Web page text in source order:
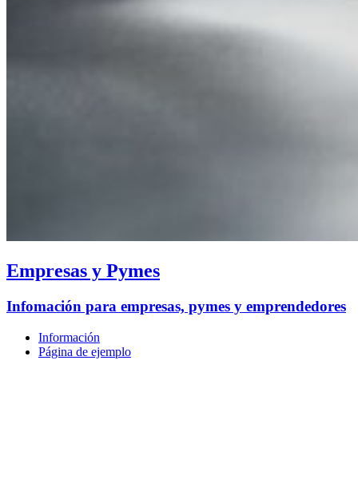
Empresas y Pymes
Infomación para empresas, pymes y emprendedores
Información
Página de ejemplo